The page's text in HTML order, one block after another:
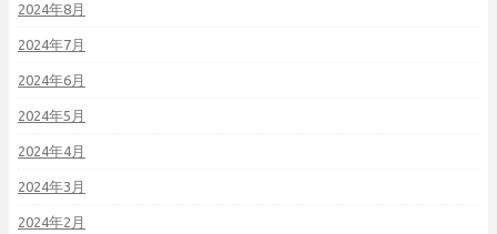
2024年8月
2024年7月
2024年6月
2024年5月
2024年4月
2024年3月
2024年2月